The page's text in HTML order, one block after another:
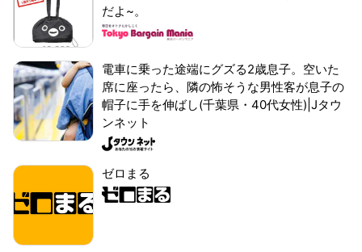
だよ~。
電車に乗った途端にグズる2歳息子。空いた
席に座ったら、隣の怖そうな男性客が息子の
帽子に手を伸ばし(千葉県・40代女性)|Jタウ
ンネット
ゼロまる